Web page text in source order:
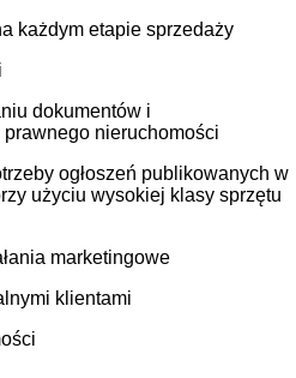
każdym etapie sprzedaży
dokumentów i
nieruchomości
ogłoszeń publikowanych w
użyciu wysokiej klasy sprzętu
marketingowe
klientami